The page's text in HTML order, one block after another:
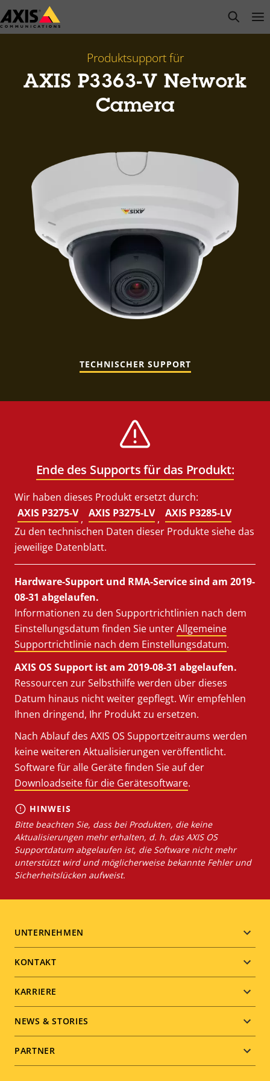
Zum
Hauptinhalt
open
Produktsupport für
AXIS P3363-V Network
Camera
TECHNISCHER SUPPORT
Ende des Supports für das Produkt:
Wir haben dieses Produkt ersetzt durch:
AXIS P3275-V , AXIS P3275-LV , AXIS P3285-LV
Zu den technischen Daten dieser Produkte siehe das
jeweilige Datenblatt.
Hardware-Support und RMA-Service sind am 2019-
08-31 abgelaufen.
Informationen zu den Supportrichtlinien nach dem
Einstellungsdatum finden Sie unterAllgemeine
Supportrichtlinie nach dem Einstellungsdatum.
AXIS OS Support ist am 2019-08-31 abgelaufen.
Ressourcen zur Selbsthilfe werden über dieses
Datum hinaus nicht weiter gepflegt. Wir empfehlen
Ihnen dringend, Ihr Produkt zu ersetzen.
Nach Ablauf des AXIS OS Supportzeitraums werden
keine weiteren Aktualisierungen veröffentlicht.
Software für alle Geräte finden Sie auf der
Downloadseite für die Gerätesoftware.
HINWEIS
Bitte beachten Sie, dass bei Produkten, die keine
Aktualisierungen mehr erhalten, d. h. das AXIS OS
Supportdatum abgelaufen ist, die Software nicht mehr
unterstützt wird und möglicherweise bekannte Fehler und
Sicherheitslücken aufweist.
Footer
menu
UNTERNEHMEN
KONTAKT
KARRIERE
NEWS & STORIES
PARTNER